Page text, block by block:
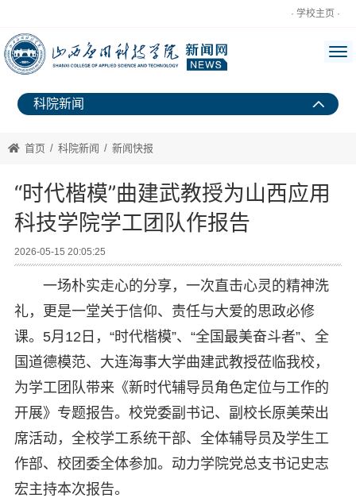
· 学校主页 ·
科院新闻
首页 / 科院新闻 / 新闻快报
“时代楷模”曲建武教授为山西应用
科技学院学工团队作报告
2026-05-15 20:05:25
一场朴实走心的分享，一次直击心灵的精神洗
礼，更是一堂关于信仰、责任与大爱的思政必修
课。5月12日，“时代楷模”、“全国最美奋斗者”、全
国道德模范、大连海事大学曲建武教授莅临我校，
为学工团队带来《新时代辅导员角色定位与工作的
开展》专题报告。校党委副书记、副校长原美荣出
席活动，全校学工系统干部、全体辅导员及学生工
作部、校团委全体参加。动力学院党总支书记史志
宏主持本次报告。